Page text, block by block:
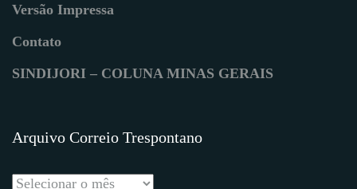
Versão Impressa
Contato
SINDIJORI – COLUNA MINAS GERAIS
Arquivo Correio Trespontano